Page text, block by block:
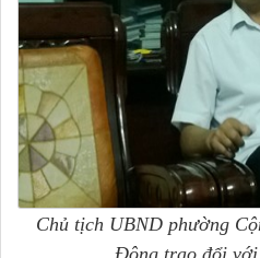
Chủ tịch UBND phường
Đông trao đổi